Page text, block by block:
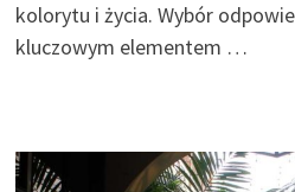
kolorytu i życia. Wybór
kluczowym elementem …